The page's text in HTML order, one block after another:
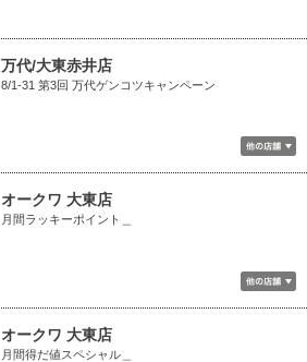
万代/大東赤井店
8/1-31 第3回 万代ゲンコツキャンペーン
オークワ 大東店
月間ラッキーポイント＿
オークワ 大東店
月間得だ値スペシャル＿